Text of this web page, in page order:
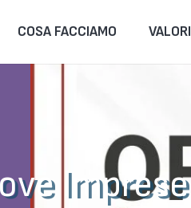
COSA FACCIAMO VALORI
Imprese